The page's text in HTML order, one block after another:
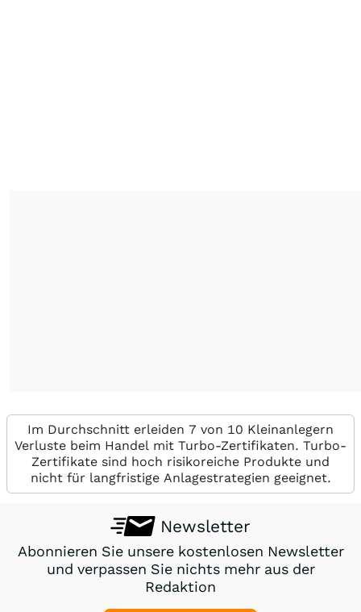
Im Durchschnitt erleiden 7 von 10 Kleinanlegern
Verluste beim Handel mit Turbo-Zertifikaten. Turbo-
Zertifikate sind hoch risikoreiche Produkte und
nicht für langfristige Anlagestrategien geeignet.
Newsletter
Abonnieren Sie unsere kostenlosen Newsletter
und verpassen Sie nichts mehr aus der
Redaktion